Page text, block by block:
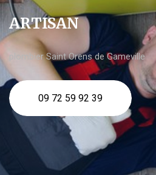
ARTISAN
plombier Saint Orens de Gameville
09 72 59 92 39